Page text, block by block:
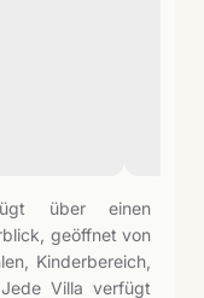
über einen
geöffnet von
Kinderbereich,
Villa verfügt